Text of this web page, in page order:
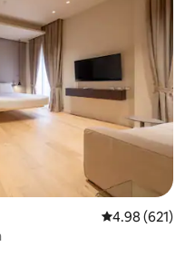
Calificación
4.98 (621)